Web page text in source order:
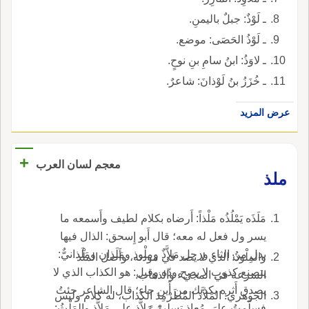
ـ لَوْذٌ: جبلٌ باليمنِ.
ـ لَوْذُ الحَصَى: موضع.
ـ لاوَذُ: ابنُ سامِ بنِ نوحٍ.
ـ خُزَزُ بنُ لَوْذانَ: شاعرٌ.
عرض المزيد
معجم لسان العرب
+
ملذ
مَلَذَه يَمْلُذُه مَلْذاً: أَرضاه بكلام لطيف وأَسمعه ما
يسر ول فعل له معه؛ قال أَبو إِسحق: الذال فيها
بدل من الثاء ورجل مَلاَّذٌ ومِلْوذ ومَلَذان ومَلَذانيٌّ:
يتصنع كذوب لا يصح ودّه وقيل: هو الكذاب الذي لا
يصدق أَثره يكذبك من أَين جاء؛ قال الشاعر جئتُ
والمِلْوذُ: الذي لا يصد في مودته، وأَصل الملْذ
السرعة في المجيء والذهاب.
الجوهري: المَلاَّذ المُطَرْمِذ الكذاب، له كلام وليس